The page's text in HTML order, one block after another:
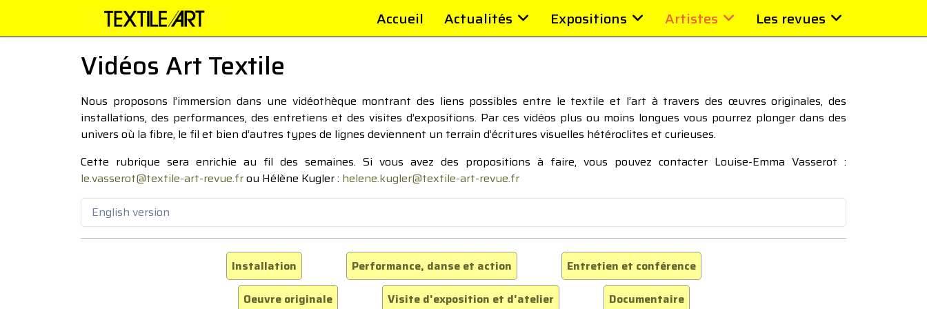
Accueil Actualités Expositions Artistes Les revues
Vidéos Art Textile
Nous proposons l’immersion dans une vidéothèque montrant des liens possibles entre le textile et l’art à travers des œuvres originales, des
installations, des performances, des entretiens et des visites d’expositions. Par ces vidéos plus ou moins longues vous pourrez plonger dans des
univers où la fibre, le fil et bien d’autres types de lignes deviennent un terrain d’écritures visuelles hétéroclites et curieuses.
Cette rubrique sera enrichie au fil des semaines. Si vous avez des propositions à faire, vous pouvez contacter Louise-Emma Vasserot :
le.vasserot@textile-art-revue.frou Hélène Kugler : helene.kugler@textile-art-revue.fr
English version
Installation Performance, danse et action
Entretien et conférence
Oeuvre originale
Visite d'exposition et d'atelier Documentaire